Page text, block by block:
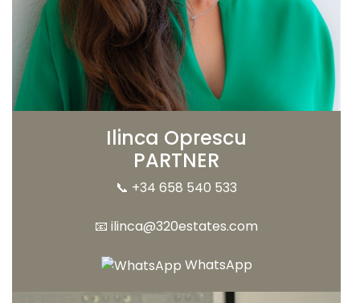
Ilinca Oprescu
PARTNER
📞 +34 658 540 533
📧 ilinca@320estates.com
WhatsApp